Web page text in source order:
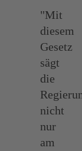
"Mit
diesem
Gesetz
sägt
die
nicht
nur
am